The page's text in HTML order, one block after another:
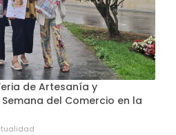
de Artesanía y
del Comercio en la